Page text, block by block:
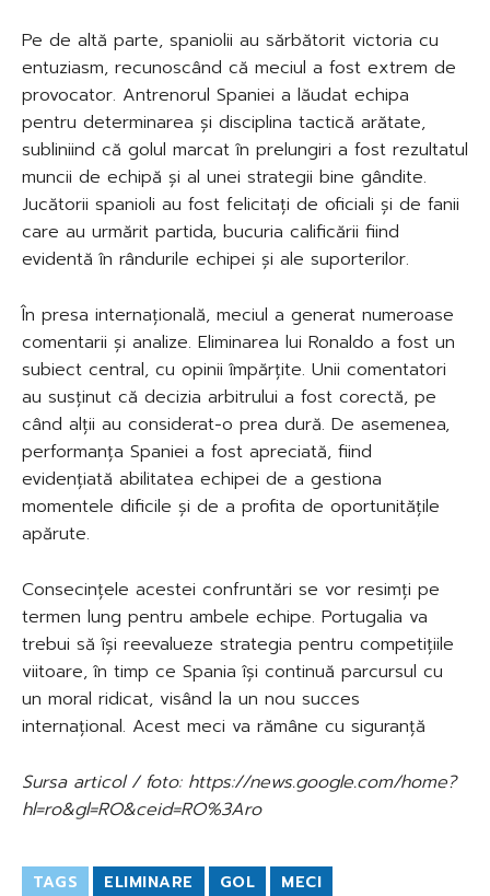
Pe de altă parte, spaniolii au sărbătorit victoria cu
entuziasm, recunoscând că meciul a fost extrem de
provocator. Antrenorul Spaniei a lăudat echipa
pentru determinarea și disciplina tactică arătate,
subliniind că golul marcat în prelungiri a fost rezultatul
muncii de echipă și al unei strategii bine gândite.
Jucătorii spanioli au fost felicitați de oficiali și de fanii
care au urmărit partida, bucuria calificării fiind
evidentă în rândurile echipei și ale suporterilor.
În presa internațională, meciul a generat numeroase
comentarii și analize. Eliminarea lui Ronaldo a fost un
subiect central, cu opinii împărțite. Unii comentatori
au susținut că decizia arbitrului a fost corectă, pe
când alții au considerat-o prea dură. De asemenea,
performanța Spaniei a fost apreciată, fiind
evidențiată abilitatea echipei de a gestiona
momentele dificile și de a profita de oportunitățile
apărute.
Consecințele acestei confruntări se vor resimți pe
termen lung pentru ambele echipe. Portugalia va
trebui să își reevalueze strategia pentru competițiile
viitoare, în timp ce Spania își continuă parcursul cu
un moral ridicat, visând la un nou succes
internațional. Acest meci va rămâne cu siguranță
Sursa articol / foto: https://news.google.com/home?
hl=ro&gl=RO&ceid=RO%3Aro
TAGS ELIMINARE GOL MECI